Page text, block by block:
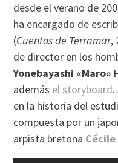
desde el verano de
ha encargado de
(Cuentos de Terramar,
de director en los
Yonebayashi «Maro»
además el storyboard
en la historia del
compuesta por un
arpista bretona